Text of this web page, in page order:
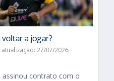
voltar a jogar?
atualização: 27/07/2026
assinou contrato com o